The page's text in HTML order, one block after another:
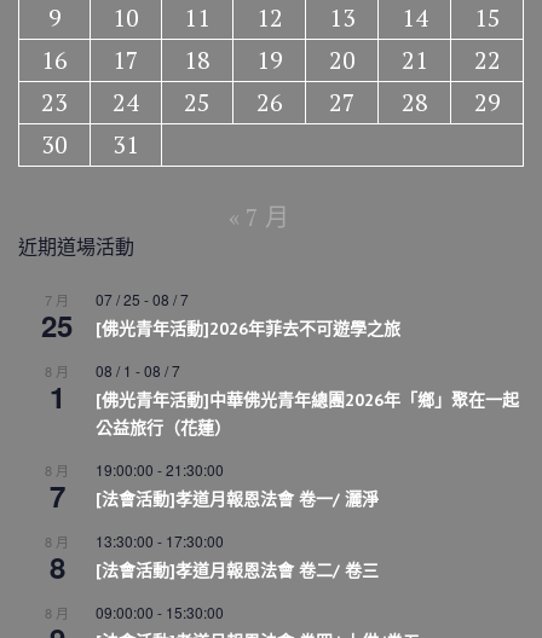
9
10 11 12 13 14
15
16
17 18 19 20 21
22
23
24 25 26 27 28
29
30
31
« 7 月
近期道場活動
7 月
25
07 / 25 -08 / 7
[佛光青年活動]2026年菲去不可遊學之旅
8 月
1
08 / 1 -08 / 7
[佛光青年活動]中華佛光青年總團2026年「鄉」聚在一起
公益旅行（花蓮）
8 月
7
19:00:00 -21:30:00
[法會活動]孝道月報恩法會 卷一/ 灑淨
8 月
8
13:30:00 - 17:30:00
[法會活動]孝道月報恩法會 卷二/ 卷三
8 月 09:00:00 - 15:30:00